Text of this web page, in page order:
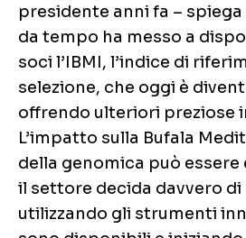
presidente anni fa –
da tempo ha messo a
soci l’IBMI, l’indice di
selezione, che oggi è
offrendo ulteriori preziose
L’impatto sulla Bufala
della genomica può
il settore decida davvero di
utilizzando gli strumenti